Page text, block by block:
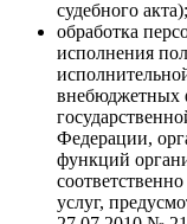
судебного акта);
обработка
исполнения
внебюджетных
Федерации,
функций
услуг,